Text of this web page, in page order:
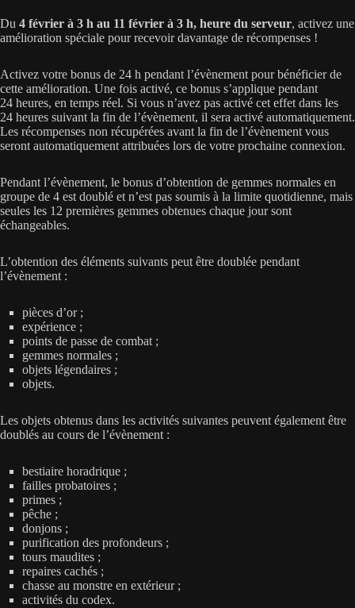
Du 4 février à 3 h au 11 février à 3 h, heure du serveur, activez une
amélioration spéciale pour recevoir davantage de récompenses !
Activez votre bonus de 24 h pendant l’évènement pour bénéficier de
cette amélioration. Une fois activé, ce bonus s’applique pendant
24 heures, en temps réel. Si vous n’avez pas activé cet effet dans les
24 heures suivant la fin de l’évènement, il sera activé automatiquement.
Les récompenses non récupérées avant la fin de l’évènement vous
seront automatiquement attribuées lors de votre prochaine connexion.
Pendant l’évènement, le bonus d’obtention de gemmes normales en
groupe de 4 est doublé et n’est pas soumis à la limite quotidienne, mais
seules les 12 premières gemmes obtenues chaque jour sont
échangeables.
L’obtention des éléments suivants peut être doublée pendant
l’évènement :
pièces d’or ;
expérience ;
points de passe de combat ;
gemmes normales ;
objets légendaires ;
objets.
Les objets obtenus dans les activités suivantes peuvent également être
doublés au cours de l’évènement :
bestiaire horadrique ;
failles probatoires ;
primes ;
pêche ;
donjons ;
purification des profondeurs ;
tours maudites ;
repaires cachés ;
chasse au monstre en extérieur ;
activités du codex.